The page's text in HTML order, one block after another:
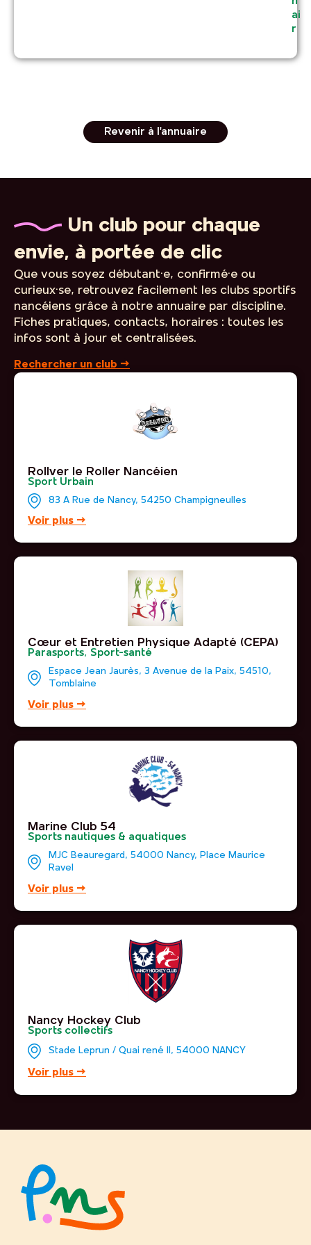
ai
r
Revenir à l'annuaire
Un club pour chaque
envie, à portée de clic
Que vous soyez débutant·e, confirmé·e ou
curieux·se, retrouvez facilement les clubs sportifs
nancéiens grâce à notre annuaire par discipline.
Fiches pratiques, contacts, horaires : toutes les
infos sont à jour et centralisées.
Rechercher un club →
Rollver le Roller Nancéien
Sport Urbain
83 A Rue de Nancy, 54250 Champigneulles
Voir plus →
Cœur et Entretien Physique Adapté (CEPA)
Parasports, Sport-santé
Espace Jean Jaurès, 3 Avenue de la Paix, 54510,
Tomblaine
Voir plus →
Marine Club 54
Sports nautiques & aquatiques
MJC Beauregard, 54000 Nancy, Place Maurice
Ravel
Voir plus →
Nancy Hockey Club
Sports collectifs
Stade Leprun / Quai rené II, 54000 NANCY
Voir plus →